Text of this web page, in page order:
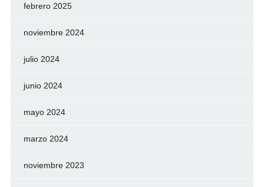
febrero 2025
noviembre 2024
julio 2024
junio 2024
mayo 2024
marzo 2024
noviembre 2023